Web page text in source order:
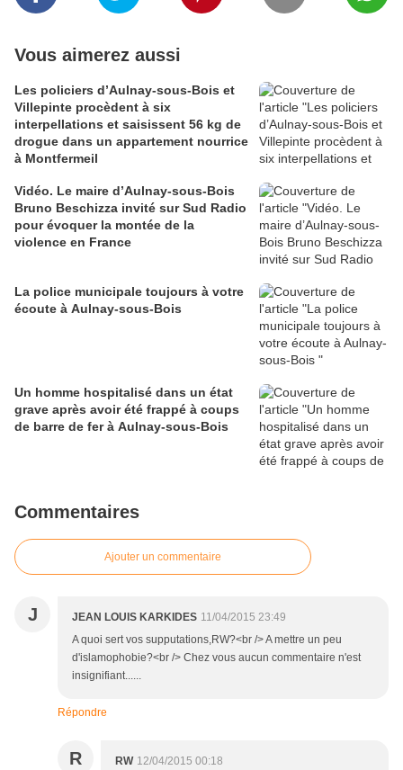
Vous aimerez aussi
Les policiers d’Aulnay-sous-Bois et
Villepinte procèdent à six
interpellations et saisissent 56 kg de
drogue dans un appartement nourrice
à Montfermeil
Vidéo. Le maire d’Aulnay-sous-Bois
Bruno Beschizza invité sur Sud Radio
pour évoquer la montée de la
violence en France
La police municipale toujours à votre
écoute à Aulnay-sous-Bois
Un homme hospitalisé dans un état
grave après avoir été frappé à coups
de barre de fer à Aulnay-sous-Bois
Commentaires
Ajouter un commentaire
J JEAN LOUIS KARKIDES 11/04/2015 23:49
A quoi sert vos supputations,RW?<br /> A mettre un peu
d'islamophobie?<br /> Chez vous aucun commentaire n'est
insignifiant......
Répondre
R RW 12/04/2015 00:18